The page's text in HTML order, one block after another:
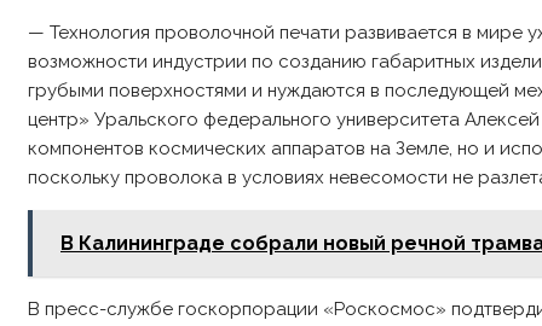
— Технология проволочной печати развивается в мире
возможности индустрии по созданию габаритных
грубыми поверхностями и нуждаются в последующей
центр» Уральского федерального университета
компонентов космических аппаратов на Земле, но и
поскольку проволока в условиях невесомости не
В Калининграде собрали новый речной
В пресс-службе госкорпорации «Роскосмос»